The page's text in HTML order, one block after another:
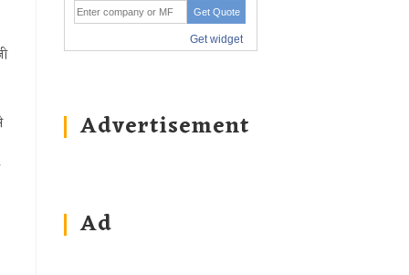
Advertisement
Ad